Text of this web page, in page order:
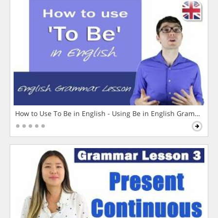
How to Use To Be in English - Using Be in English Grammar